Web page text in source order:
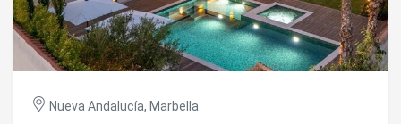
Nueva Andalucía, Marbella